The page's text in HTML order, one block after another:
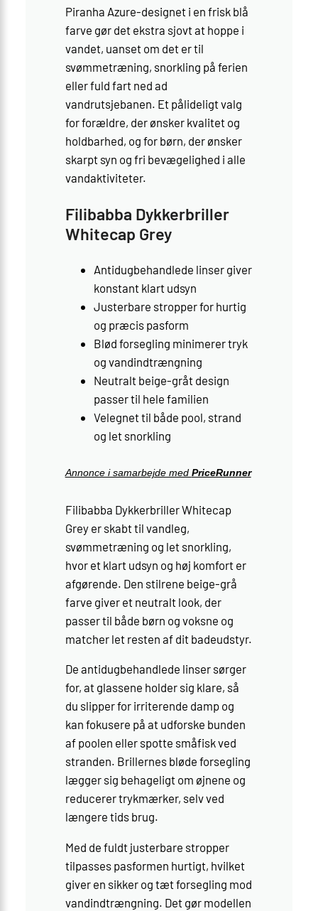
Piranha Azure-designet i en frisk blå
farve gør det ekstra sjovt at hoppe i
vandet, uanset om det er til
svømmetræning, snorkling på ferien
eller fuld fart ned ad
vandrutsjebanen. Et pålideligt valg
for forældre, der ønsker kvalitet og
holdbarhed, og for børn, der ønsker
skarpt syn og fri bevægelighed i alle
vandaktiviteter.
Filibabba Dykkerbriller
Whitecap Grey
Antidugbehandlede linser giver
konstant klart udsyn
Justerbare stropper for hurtig
og præcis pasform
Blød forsegling minimerer tryk
og vandindtrængning
Neutralt beige-gråt design
passer til hele familien
Velegnet til både pool, strand
og let snorkling
Annonce i samarbejde med PriceRunner
Filibabba Dykkerbriller Whitecap
Grey er skabt til vandleg,
svømmetræning og let snorkling,
hvor et klart udsyn og høj komfort er
afgørende. Den stilrene beige-grå
farve giver et neutralt look, der
passer til både børn og voksne og
matcher let resten af dit badeudstyr.
De antidugbehandlede linser sørger
for, at glassene holder sig klare, så
du slipper for irriterende damp og
kan fokusere på at udforske bunden
af poolen eller spotte småfisk ved
stranden. Brillernes bløde forsegling
lægger sig behageligt om øjnene og
reducerer trykmærker, selv ved
længere tids brug.
Med de fuldt justerbare stropper
tilpasses pasformen hurtigt, hvilket
giver en sikker og tæt forsegling mod
vandindtrængning. Det gør modellen